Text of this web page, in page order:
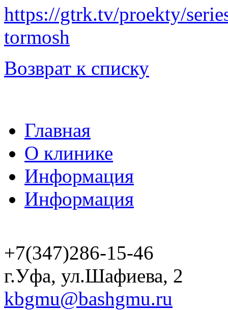
https://gtrk.tv/proekty/
tormosh
Возврат к списку
Главная
О клинике
Информация
Информация
+7(347)286-15-46
г.Уфа, ул.Шафиева, 2
kbgmu@bashgmu.ru